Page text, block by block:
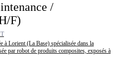
/
F)
à Lorient (La Base) spécialisée dans la
par robot de produits composites, exposés à